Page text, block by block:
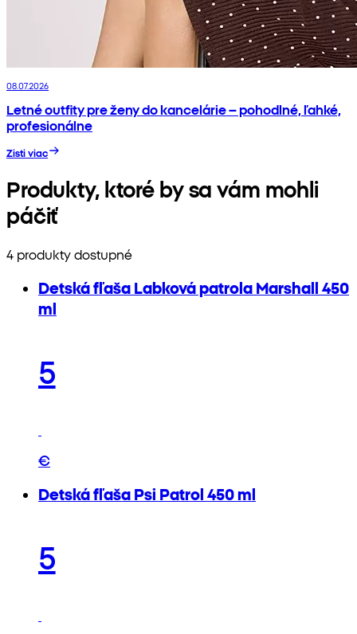
08.07.2026
Letné outfity pre ženy do kancelárie – pohodlné, ľahké,
profesionálne
Zisti viac
Produkty, ktoré by sa vám mohli
páčiť
4 produkty dostupné
Detská fľaša Labková patrola Marshall 450
ml
5
€
Detská fľaša Psi Patrol 450 ml
5